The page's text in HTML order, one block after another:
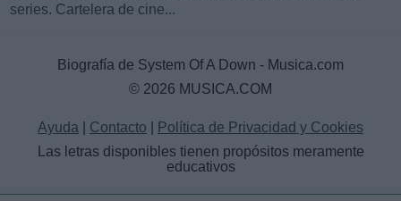
series. Cartelera de cine...
Biografía de System Of A Down - Musica.com
© 2026 MUSICA.COM
Ayuda Contacto
Política de Privacidad y Cookies
Las letras disponibles tienen propósitos meramente
educativos